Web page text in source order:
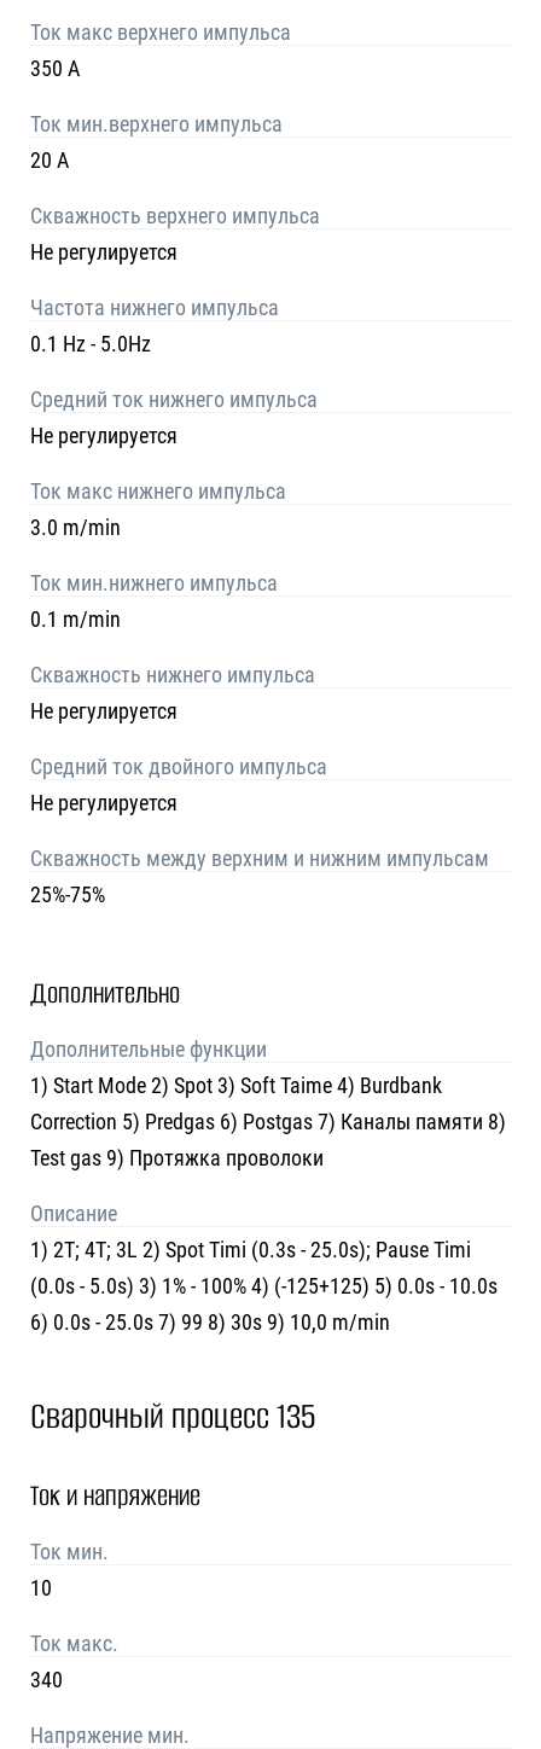
Ток макс верхнего импульса
350 A
Ток мин.верхнего импульса
20 A
Скважность верхнего импульса
Не регулируется
Частота нижнего импульса
0.1 Hz - 5.0Hz
Средний ток нижнего импульса
Не регулируется
Ток макс нижнего импульса
3.0 m/min
Ток мин.нижнего импульса
0.1 m/min
Скважность нижнего импульса
Не регулируется
Средний ток двойного импульса
Не регулируется
Скважность между верхним и нижним импульсам
25%-75%
Дополнительно
Дополнительные функции
1) Start Mode 2) Spot 3) Soft Taime 4) Burdbank
Correction 5) Predgas 6) Postgas 7) Каналы памяти 8)
Test gas 9) Протяжка проволоки
Описание
1) 2T; 4T; 3L 2) Spot Timi (0.3s - 25.0s); Pause Timi
(0.0s - 5.0s) 3) 1% - 100% 4) (-125+125) 5) 0.0s - 10.0s
6) 0.0s - 25.0s 7) 99 8) 30s 9) 10,0 m/min
Сварочный процесс 135
Ток и напряжение
Ток мин.
10
Ток макс.
340
Напряжение мин.